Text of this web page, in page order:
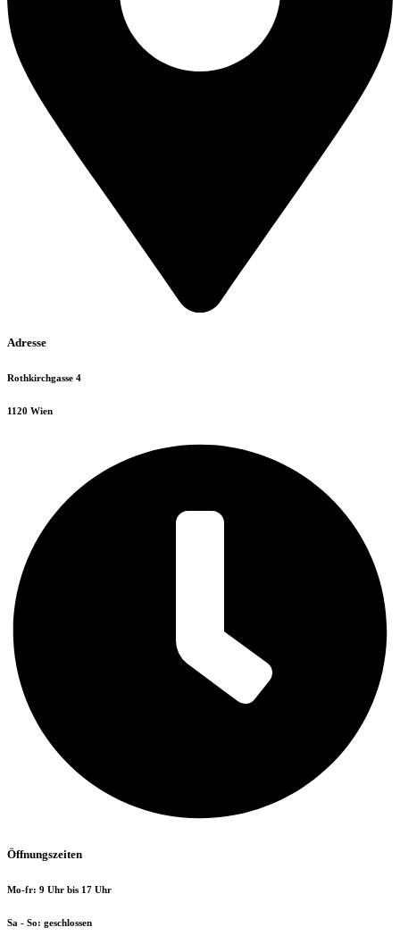
Adresse
Rothkirchgasse 4
1120 Wien
Öffnungszeiten
Mo-fr: 9 Uhr bis 17 Uhr
Sa - So: geschlossen